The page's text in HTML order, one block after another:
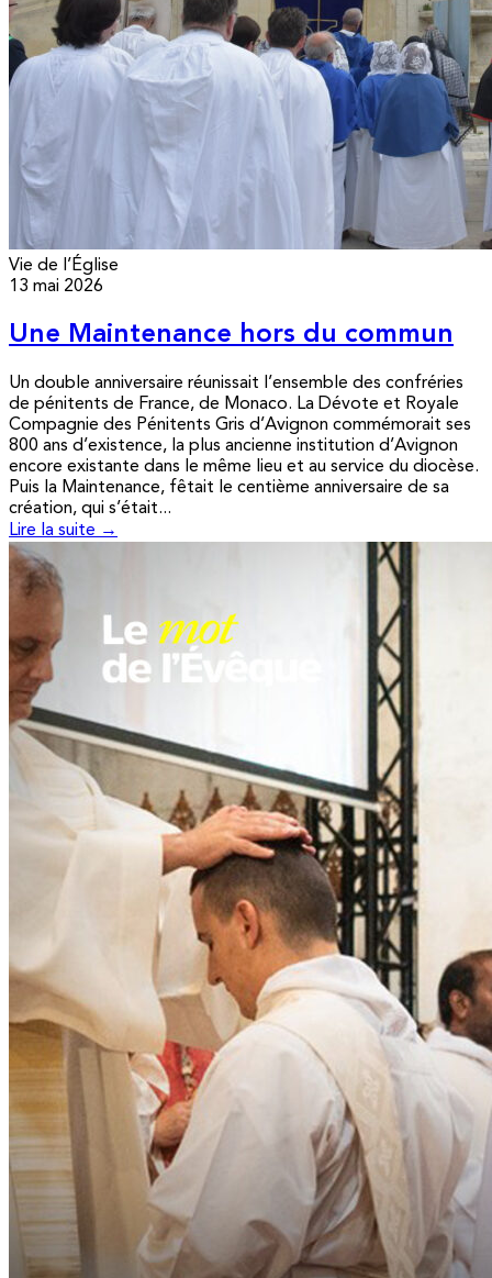
Vie de l’Église
13 mai 2026
Une Maintenance hors du commun
Un double anniversaire réunissait l’ensemble des confréries
de pénitents de France, de Monaco. La Dévote et Royale
Compagnie des Pénitents Gris d’Avignon commémorait ses
800 ans d’existence, la plus ancienne institution d’Avignon
encore existante dans le même lieu et au service du diocèse.
Puis la Maintenance, fêtait le centième anniversaire de sa
création, qui s’était...
Lire la suite →